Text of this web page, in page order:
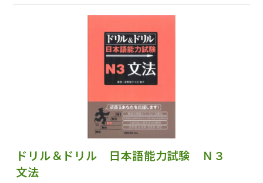
ドリル＆ドリル 日本語能力試験 Ｎ３
文法